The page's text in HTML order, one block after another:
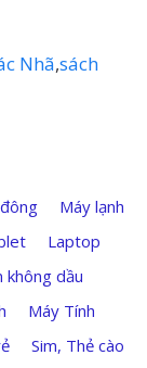
Nhã,sách
Máy lạnh
Laptop
không dầu
Máy Tính
Sim, Thẻ cào